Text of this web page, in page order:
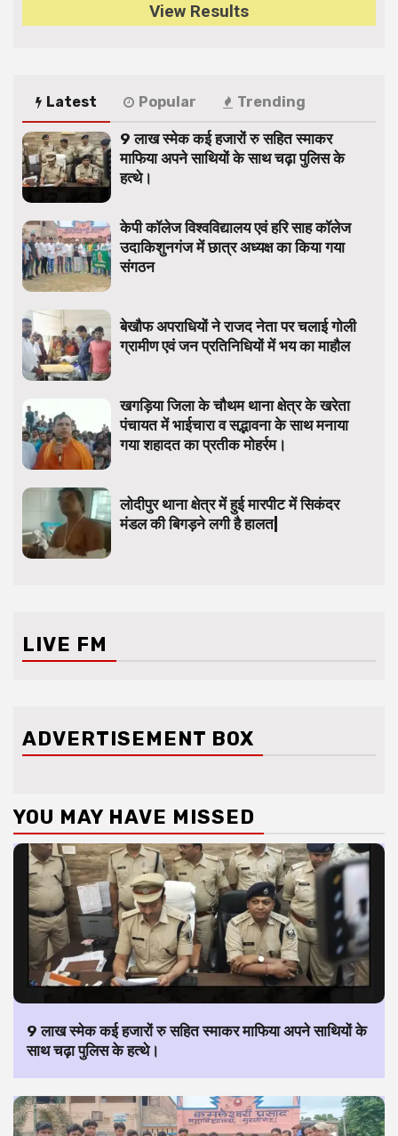
View Results
Latest Popular Trending
9 लाख स्मेक कई हजारों रु सहित स्माकर
माफिया अपने साथियों के साथ चढ़ा पुलिस के
हत्थे।
केपी कॉलेज विश्वविद्यालय एवं हरि साह कॉलेज
उदाकिशुनगंज में छात्र अध्यक्ष का किया गया
संगठन
बेखौफ अपराधियों ने राजद नेता पर चलाई गोली
ग्रामीण एवं जन प्रतिनिधियों में भय का माहौल
खगड़िया जिला के चौथम थाना क्षेत्र के खरेता
पंचायत में भाईचारा व सद्भावना के साथ मनाया
गया शहादत का प्रतीक मोहर्रम।
लोदीपुर थाना क्षेत्र में हुई मारपीट में सिकंदर
मंडल की बिगड़ने लगी है हालत|
LIVE FM
ADVERTISEMENT BOX
YOU MAY HAVE MISSED
9 लाख स्मेक कई हजारों रु सहित स्माकर माफिया अपने साथियों के
साथ चढ़ा पुलिस के हत्थे।